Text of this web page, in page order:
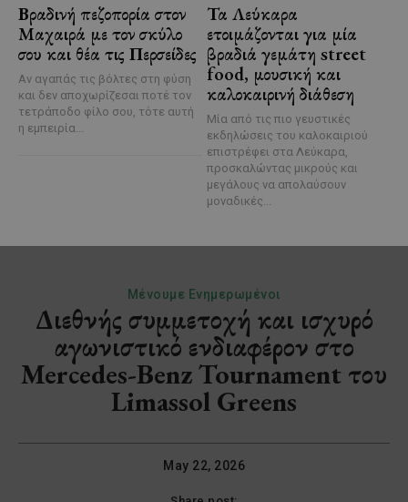
Βραδινή πεζοπορία στον
Μαχαιρά με τον σκύλο
σου και θέα τις Περσείδες
Αν αγαπάς τις βόλτες στη φύση
και δεν αποχωρίζεσαι ποτέ τον
τετράποδο φίλο σου, τότε αυτή
η εμπειρία...
Τα Λεύκαρα
ετοιμάζονται για μία
βραδιά γεμάτη street
food, μουσική και
καλοκαιρινή διάθεση
Μία από τις πιο γευστικές
εκδηλώσεις του καλοκαιριού
επιστρέφει στα Λεύκαρα,
προσκαλώντας μικρούς και
μεγάλους να απολαύσουν
μοναδικές...